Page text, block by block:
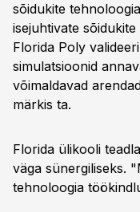
sõidukite
isejuhtivate
Florida Poly
simulatsioonid
võimaldavad
märkis ta.
Florida ülikooli
väga sünergiliseks.
tehnoloogia